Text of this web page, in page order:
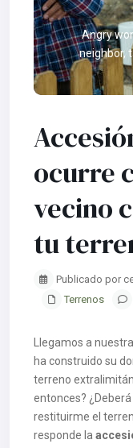
Angry
neighbor,
ocurre
vecino
tu
Publicado por
Terrenos
Llegamos a
ha construido su
terreno
entonces?
restituirme el
responde la